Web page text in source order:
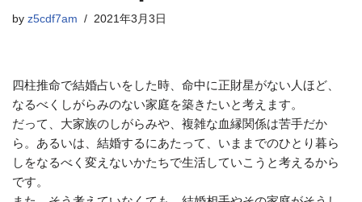
by z5cdf7am 2021年3月3日
四柱推命で結婚占いをした時、命中に正財星がない人ほど、
なるべくしがらみのない家庭を築きたいと考えます。
だって、大家族のしがらみや、複雑な血縁関係は苦手だか
ら。あるいは、結婚するにあたって、いままでのひとり暮ら
しをなるべく変えないかたちで生活していこうと考えるから
です。